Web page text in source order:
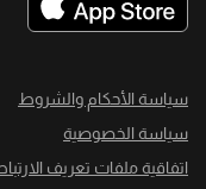
سياسة الأحكام والشروط
سياسة الخصوصية
اتفاقية ملفات تعريف